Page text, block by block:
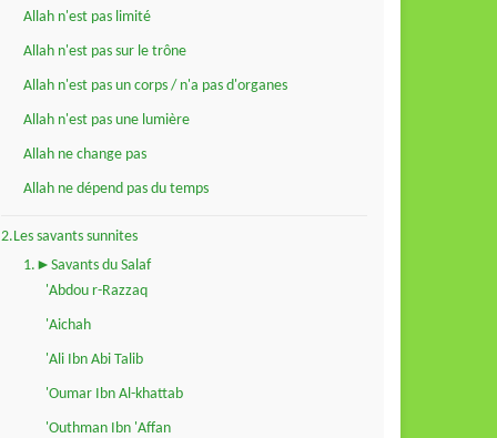
Allah n'est pas limité
Allah n'est pas sur le trône
Allah n'est pas un corps / n'a pas d'organes
Allah n'est pas une lumière
Allah ne change pas
Allah ne dépend pas du temps
2.Les savants sunnites
1.►Savants du Salaf
'Abdou r-Razzaq
'Aichah
'Ali Ibn Abi Talib
'Oumar Ibn Al-khattab
'Outhman Ibn 'Affan